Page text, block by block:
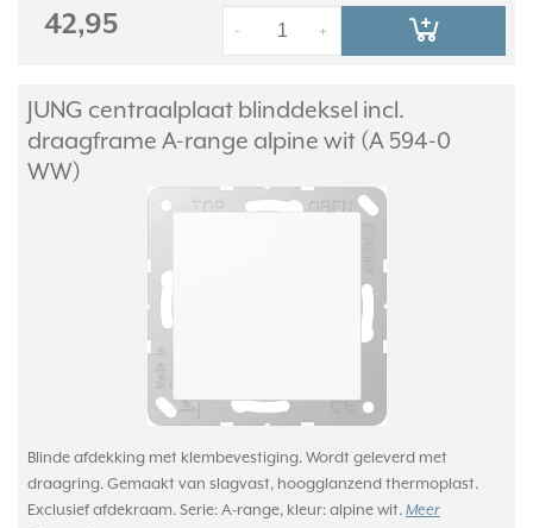
42,95 +
-
JUNG centraalplaat blinddeksel incl.
draagframe A-range alpine wit (A 594-0
WW)
Blinde afdekking met klembevestiging. Wordt geleverd met
draagring. Gemaakt van slagvast, hoogglanzend thermoplast.
Exclusief afdekraam. Serie: A-range, kleur: alpine wit. Meer